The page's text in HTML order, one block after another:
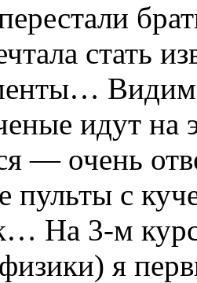
стать
идут на
— очень
пульты с
На 3-м
я